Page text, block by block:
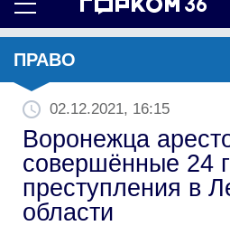
ПРАВО
02.12.2021, 16:15
Воронежца
совершённые 24
преступления в
области